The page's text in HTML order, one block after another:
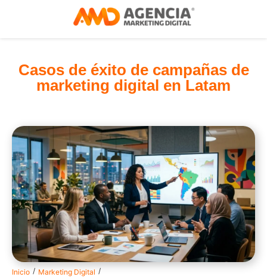
Casos de éxito de campañas de
marketing digital en Latam
Inicio / Marketing Digital /